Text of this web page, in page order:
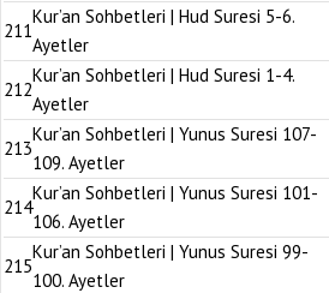
211
Kur’an Sohbetleri | Hud Suresi 5-6.
Ayetler
212
Kur’an Sohbetleri | Hud Suresi 1-4.
Ayetler
213
Kur’an Sohbetleri | Yunus Suresi 107-
109. Ayetler
214
Kur’an Sohbetleri | Yunus Suresi 101-
106. Ayetler
215
Kur’an Sohbetleri | Yunus Suresi 99-
100. Ayetler